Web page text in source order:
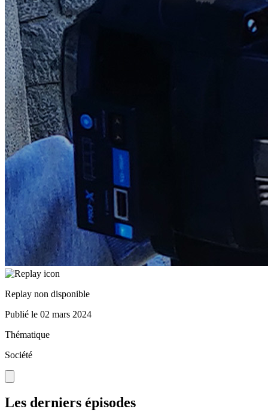
Replay non disponible
Publié le 02 mars 2024
Thématique
Société
Les derniers épisodes